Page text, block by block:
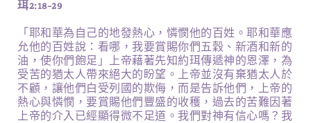
珥2:18-29
「耶和華為自己的地發熱心，憐憫他的百姓。耶和華應
允他的百姓說：看哪，我要賞賜你們五穀、新酒和新的
油，使你們飽足」上帝藉著先知約珥傳遞神的恩澤，為
受苦的猶太人帶來絕大的盼望。上帝並沒有棄猶太人於
不顧，讓他們白受列國的欺侮，而是告訴他們，上帝的
熱心與憐憫，要賞賜他們豐盛的收穫，過去的苦難因著
上帝的介入已經顯得微不足道。我們對神有信心嗎？我